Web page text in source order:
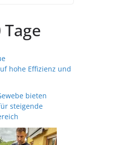
hohe Effizienz und
bieten
steigende